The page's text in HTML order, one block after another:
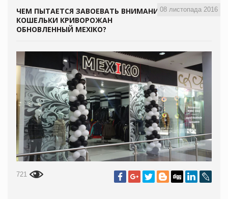
08 листопада 2016
ЧЕМ ПЫТАЕТСЯ ЗАВОЕВАТЬ ВНИМАНИЕ И
КОШЕЛЬКИ КРИВОРОЖАН
ОБНОВЛЕННЫЙ MEXIKO?
721